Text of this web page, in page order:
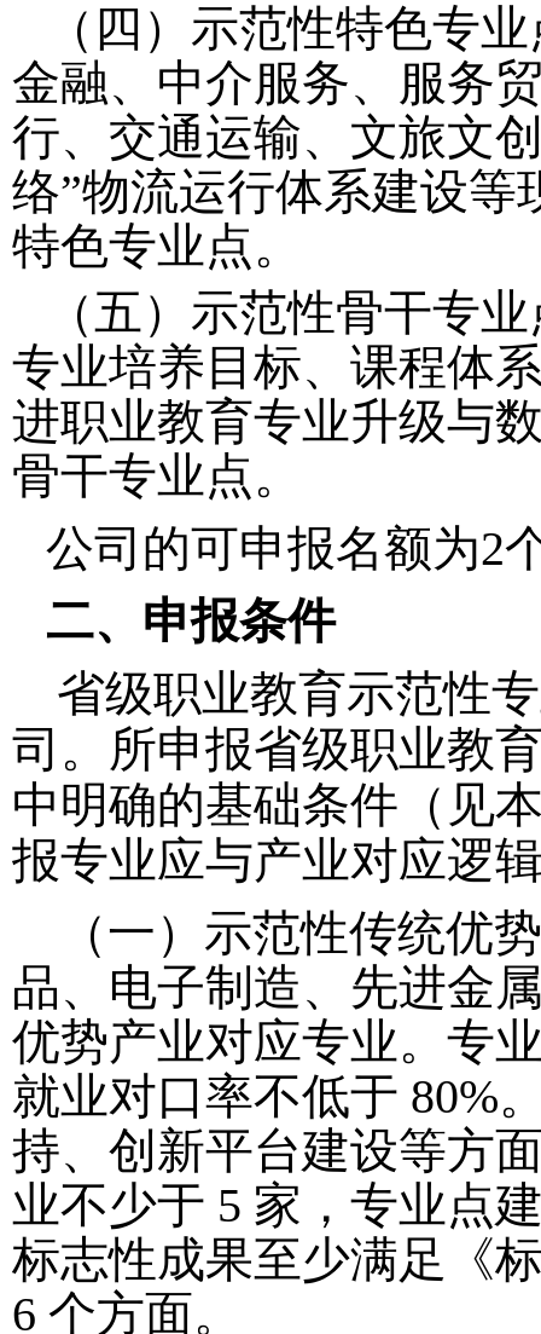
（四）示范性特色专
金融、中介服务、服务
行、交通运输、文旅文
络”物流运行体系建设
特色专业点。
（五）示范性骨干专
专业培养目标、课程体
进职业教育专业升级与
骨干专业点。
公司的可申报名额为2
二、申报条件
省级职业教育示范性
司。所申报省级职业教
中明确的基础条件（见
报专业应与产业对应逻
（一）示范性传统优
品、电子制造、先进金
优势产业对应专业。专
就业对口率不低于 80%
持、创新平台建设等方
业不少于 5 家，专业点
标志性成果至少满足《
6 个方面。